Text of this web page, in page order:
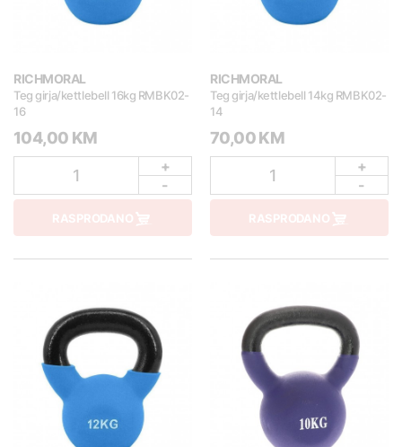
RICHMORAL
Teg girja/kettlebell 16kg RMBK02-
16
104,00 KM
1
+
-
RASPRODANO
RICHMORAL
Teg girja/kettlebell 14kg RMBK02-
14
70,00 KM
1
+
-
RASPRODANO